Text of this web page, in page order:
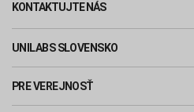
KONTAKTUJTE NÁS
UNILABS SLOVENSKO
PRE VEREJNOSŤ